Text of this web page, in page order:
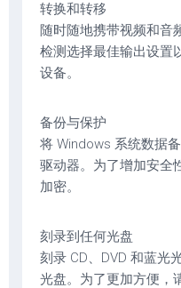
转换和转移
随时随地携带视频和音
检测选择最佳输出设置
设备。
备份与保护
将 Windows 系统数据
驱动器。为了增加安全
加密。
刻录到任何光盘
刻录 CD、DVD 和蓝光
光盘。为了更加方便，